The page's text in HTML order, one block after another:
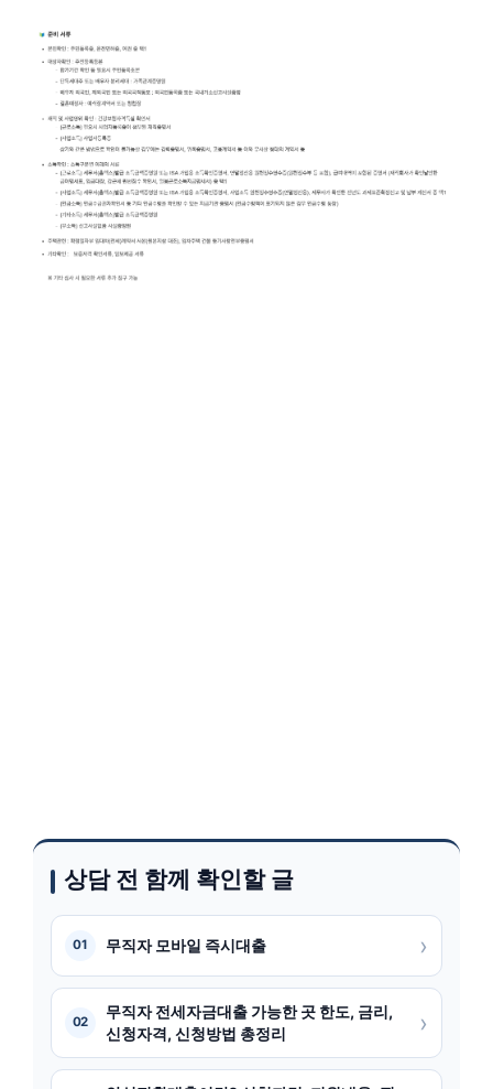
상담 전 함께 확인할 글
01 무직자 모바일 즉시대출 ›
02
무직자 전세자금대출 가능한 곳 한도, 금리,
신청자격, 신청방법 총정리
›